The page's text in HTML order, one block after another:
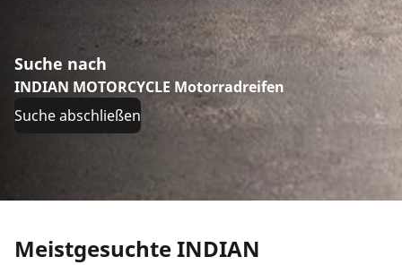
Suche nach
INDIAN MOTORCYCLE Motorradreifen
Suche abschließen
Meistgesuchte INDIAN